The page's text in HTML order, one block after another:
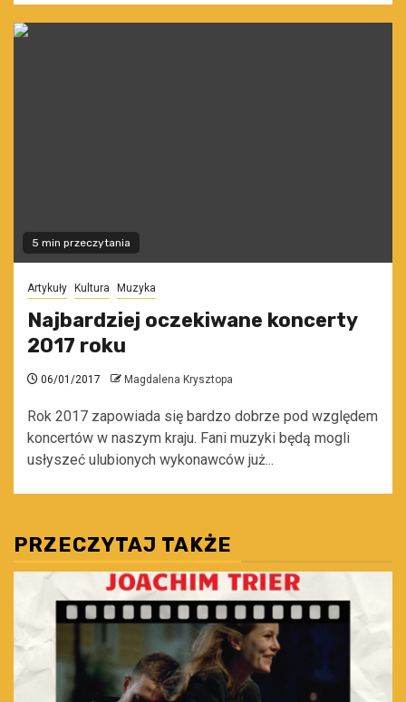
5 min przeczytania
Artykuły Kultura Muzyka
Najbardziej oczekiwane koncerty
2017 roku
06/01/2017 Magdalena Krysztopa
Rok 2017 zapowiada się bardzo dobrze pod względem
koncertów w naszym kraju. Fani muzyki będą mogli
usłyszeć ulubionych wykonawców już...
PRZECZYTAJ TAKŻE